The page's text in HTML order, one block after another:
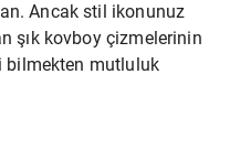
Ancak stil ikonunuz
şık kovboy çizmelerinin
bilmekten mutluluk